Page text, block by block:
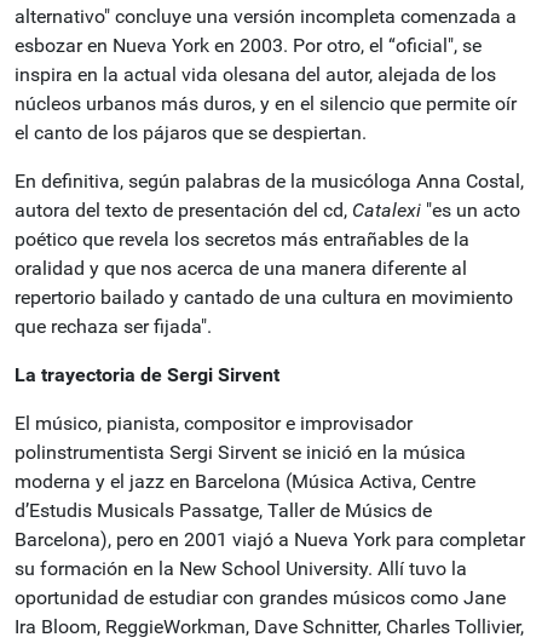
alternativo" concluye una versión incompleta comenzada a
esbozar en Nueva York en 2003. Por otro, el “oficial", se
inspira en la actual vida olesana del autor, alejada de los
núcleos urbanos más duros, y en el silencio que permite oír
el canto de los pájaros que se despiertan.
En definitiva, según palabras de la musicóloga Anna Costal,
autora del texto de presentación del cd, Catalexi "es un acto
poético que revela los secretos más entrañables de la
oralidad y que nos acerca de una manera diferente al
repertorio bailado y cantado de una cultura en movimiento
que rechaza ser fijada".
La trayectoria de Sergi Sirvent
El músico, pianista, compositor e improvisador
polinstrumentista Sergi Sirvent se inició en la música
moderna y el jazz en Barcelona (Música Activa, Centre
d’Estudis Musicals Passatge, Taller de Músics de
Barcelona), pero en 2001 viajó a Nueva York para completar
su formación en la New School University. Allí tuvo la
oportunidad de estudiar con grandes músicos como Jane
Ira Bloom, ReggieWorkman, Dave Schnitter, Charles Tollivier,